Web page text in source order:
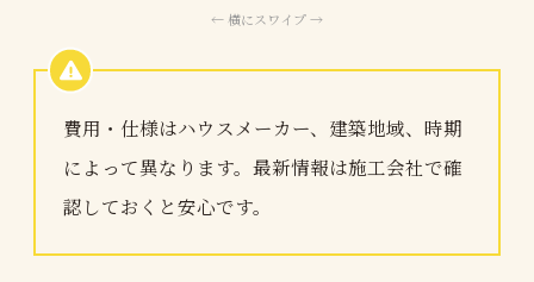
費用・仕様はハウスメーカー、建築地域、時期
によって異なります。最新情報は施工会社で確
認しておくと安心です。